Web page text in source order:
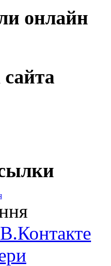
онлайн